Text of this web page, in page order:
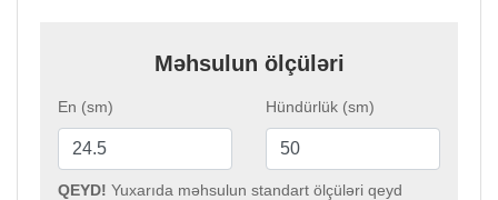
Məhsulun ölçüləri
En (sm) Hündürlük (sm)
QEYD! Yuxarıda məhsulun standart ölçüləri qeyd